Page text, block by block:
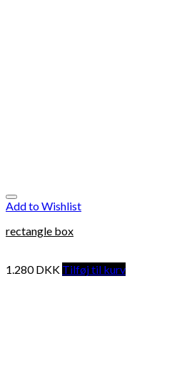
Add to Wishlist
rectangle box
1.280DKK Tilføj til kurv